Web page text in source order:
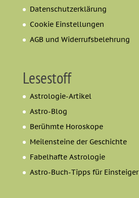
Datenschutzerklärung
Cookie Einstellungen
AGB und Widerrufsbelehrung
Lesestoff
Astrologie-Artikel
Astro-Blog
Berühmte Horoskope
Meilensteine der Geschichte
Fabelhafte Astrologie
Astro-Buch-Tipps für Einsteiger